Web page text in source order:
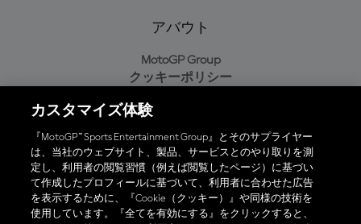
アバウト
MotoGP Group
クッキーポリシー
プライバシーポリシー
購入ポリシー
オフィシャルアプリ
カスタマイズ体験
『MotoGP™ Sports Entertainment Group』とそのサプライヤー
は、当社のウェブサイト、製品、サービスとのやり取りを測
定し、利用者の閲覧習慣（例えば閲覧したページ）に基づい
て作成したプロフィールに基づいて、利用者に合わせた広告
を表示するために、『Cookie（クッキー）』や同様の技術を
使用しています。『全てを有効にする』をクリックすると、